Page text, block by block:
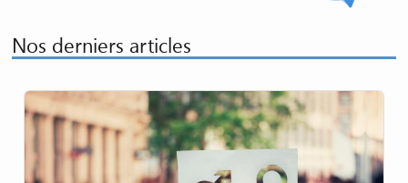
Nos derniers articles